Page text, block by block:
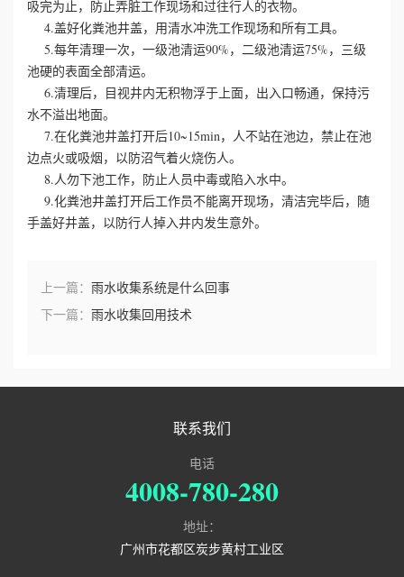
吸完为止，防止弄脏工作现场和过往行人的衣物。
4.盖好化粪池井盖，用清水冲洗工作现场和所有工具。
5.每年清理一次，一级池清运90%，二级池清运75%，三级
池硬的表面全部清运。
6.清理后，目视井内无积物浮于上面，出入口畅通，保持污
水不溢出地面。
7.在化粪池井盖打开后10~15min，人不站在池边，禁止在池
边点火或吸烟，以防沼气着火烧伤人。
8.人勿下池工作，防止人员中毒或陷入水中。
9.化粪池井盖打开后工作员不能离开现场，清洁完毕后，随
手盖好井盖，以防行人掉入井内发生意外。
上一篇： 雨水收集系统是什么回事
下一篇： 雨水收集回用技术
联系我们
电话
4008-780-280
地址：
广州市花都区炭步黄村工业区